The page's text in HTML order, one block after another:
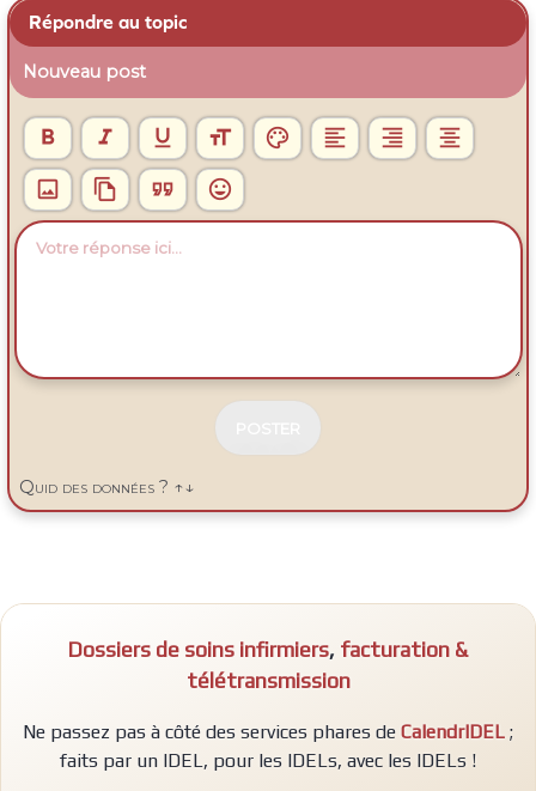
Répondre au topic
Nouveau post
      


  
P
A
M
Quid des données ? ↑↓
Dossiers de soins infirmiers, facturation &
télétransmission
Ne passez pas à côté des services phares de CalendrIDEL ;
faits par un IDEL, pour les IDELs, avec les IDELs !